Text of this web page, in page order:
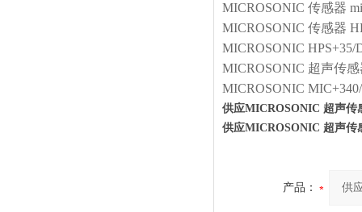
MICROSONIC 传感器
MICROSONIC 传感器
MICROSONIC HPS+35/
MICROSONIC 超声传感
MICROSONIC
供应MICROSONIC 超声传
供应MICROSONIC 超声传
产品：